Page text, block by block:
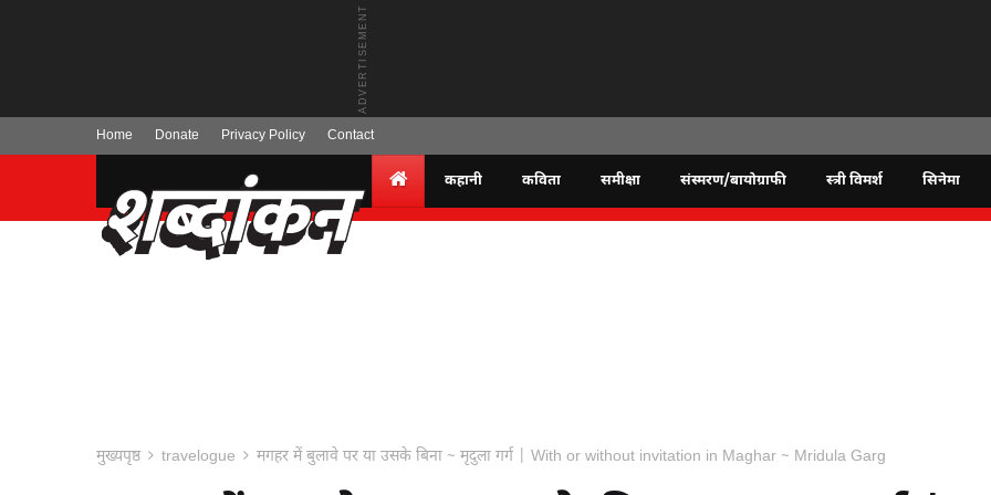
Home Donate Privacy Policy Contact
कहानी कविता समीक्षा संस्मरण/बायोग्राफी स्त्री विमर्श सिनेमा
मुख्यपृष्ठ travelogue मगहर में बुलावे पर या उसके बिना ~ मृदुला गर्ग | With or without invitation in Maghar ~ Mridula Garg